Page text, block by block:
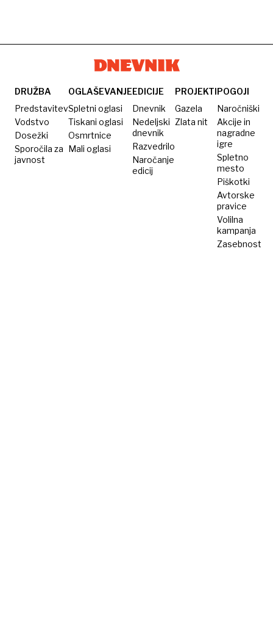
DRUŽBA
Predstavitev
Vodstvo
Dosežki
Sporočila za
javnost
OGLAŠEVANJE
Spletni oglasi
Tiskani oglasi
Osmrtnice
Mali oglasi
EDICIJE
Dnevnik
Nedeljski
dnevnik
Razvedrilo
Naročanje
edicij
PROJEKTI
Gazela
Zlata nit
POGOJI
Naročniški
Akcije in
nagradne
igre
Spletno
mesto
Piškotki
Avtorske
pravice
Volilna
kampanja
Zasebnost